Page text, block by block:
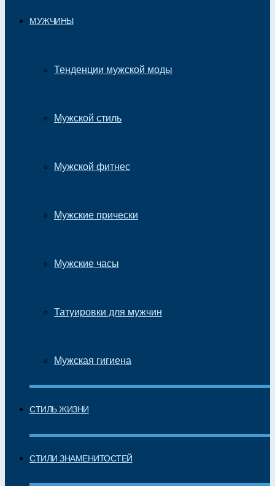
МУЖЧИНЫ
Тенденции мужской моды
Мужской стиль
Мужской фитнес
Мужские прически
Мужские часы
Татуировки для мужчин
Мужская гигиена
СТИЛЬ ЖИЗНИ
СТИЛИ ЗНАМЕНИТОСТЕЙ